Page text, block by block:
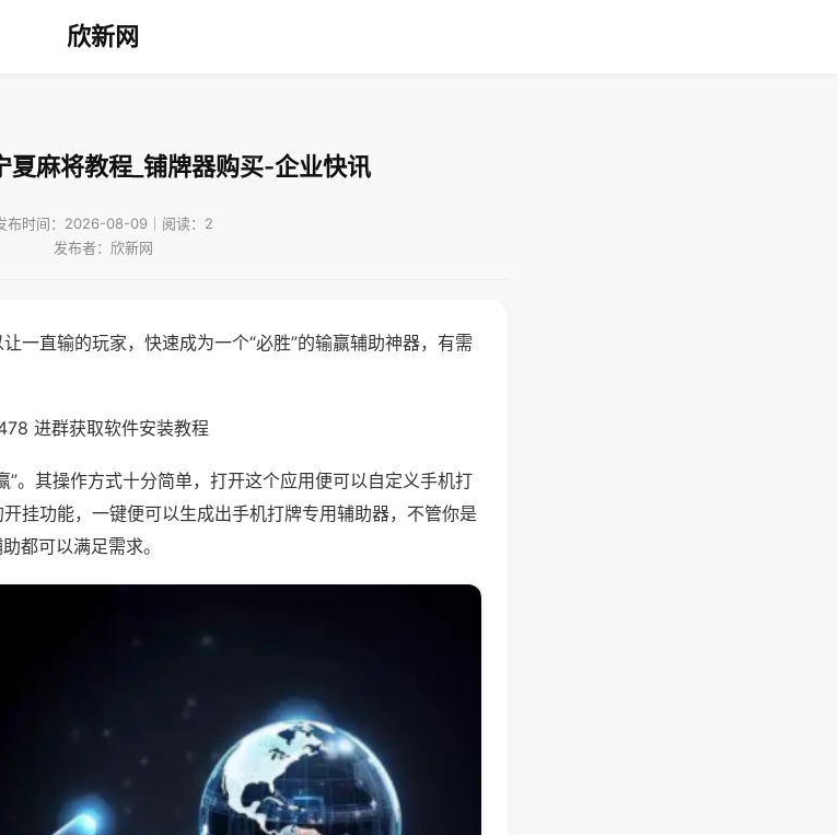
欣新网
夏麻将教程_铺牌器购买-企业快讯
布时间：2026-08-09｜阅读：2
发布者：欣新网
一直输的玩家，快速成为一个“必胜”的输赢辅助神器，有需
进群获取软件安装教程
”。其操作方式十分简单，打开这个应用便可以自定义手机打
挂功能，一键便可以生成出手机打牌专用辅助器，不管你是
都可以满足需求。